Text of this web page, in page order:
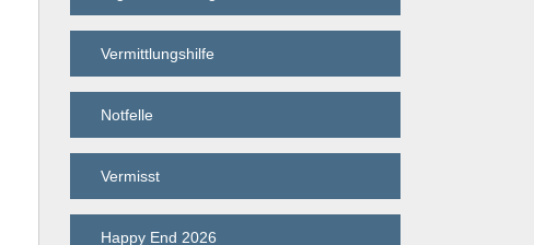
Vermittlungshilfe
Notfelle
Vermisst
Happy End 2026